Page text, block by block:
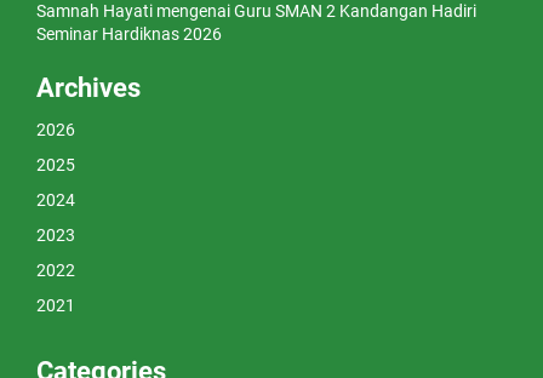
Samnah Hayati mengenaiGuru SMAN 2 Kandangan Hadiri
Seminar Hardiknas 2026
Archives
2026
2025
2024
2023
2022
2021
Categories